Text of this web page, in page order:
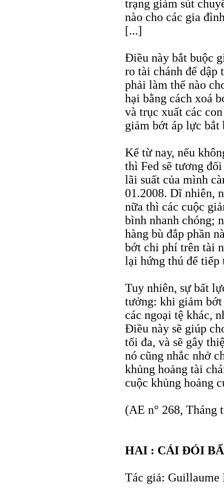
trạng giảm sút
nào cho các gia
[...]
Điều này bắt buộc
ro tài chánh để dập
phải làm thế nào
hại bằng cách xoá
và trục xuất các
giảm bớt áp lực bắt
Kể từ nay, nếu
thì Fed sẽ tương
lãi suất của mình
01.2008. Dĩ nhiên,
nữa thì các cuộc
bình nhanh chóng;
hàng bù đắp phần
bớt chi phí trên tài
lại hứng thú để
Tuy nhiên, sự bất
tưởng: khi giảm bớt
các ngoại tệ khác,
Điều này sẽ giúp
tối đa, và sẽ gây
nó cũng nhắc nhở
khủng hoảng tài
cuộc khủng hoảng
(AE n° 268, Tháng
HAI : CÁI ĐÓI
Tác giả: Guillaume